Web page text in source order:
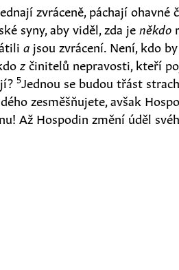
zvráceně, páchají ohavné
syny, aby viděl, zda je někdo
a jsou zvrácení. Není, kdo
zčinitelů nepravosti, kteří
5Jednou se budou třást
zesměšňujete, avšak
Až Hospodin změní úděl